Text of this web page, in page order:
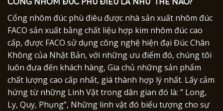
Cổng nhôm đúc phù điêu được nhà sản xuất nhôm đúc
FACO sản xuất bằng chất liệu hợp kim nhôm đúc cao
cấp, được FACO sử dụng công nghệ hiện đại Đúc Chân
Không của Nhật Bản, với những ưu điểm đó, chúng tôi
luôn đưa đến khách hàng, Gia chủ những sản phẩm
chất lượng cao cấp nhất, giá thành hợp lý nhất. Lấy cảm
hứng từ những Linh Vật trong dân gian đó là: ” Long,
Ly, Quy, Phụng”, Những linh vật đó biểu tượng cho sự